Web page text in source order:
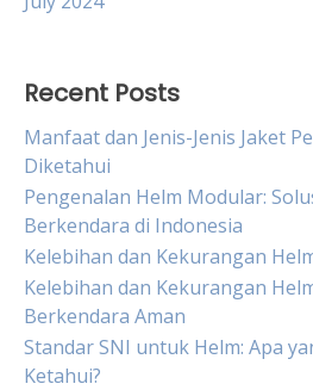
Recent Posts
Manfaat dan Jenis-Jenis Jaket
Diketahui
Pengenalan Helm Modular:
Berkendara di Indonesia
Kelebihan dan Kekurangan
Kelebihan dan Kekurangan
Berkendara Aman
Standar SNI untuk Helm: Apa
Ketahui?